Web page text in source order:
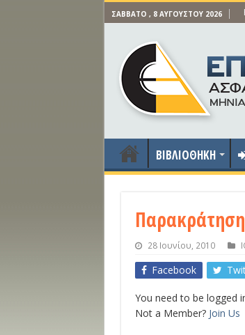
ΣΆΒΒΑΤΟ , 8 ΑΥΓΟΎΣΤΟΥ 2026
ΒΙΒΛΙΟΘΗΚΗ
28 Ιουνίου, 2010
Facebook
You need to be logged
Not a Member? Join Us